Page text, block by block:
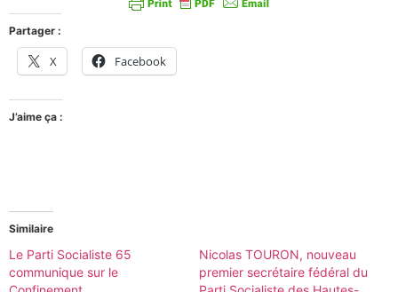
Partager :
X Facebook
J’aime ça :
Similaire
Le Parti Socialiste 65
communique sur le
Nicolas TOURON, nouveau
premier secrétaire fédéral du